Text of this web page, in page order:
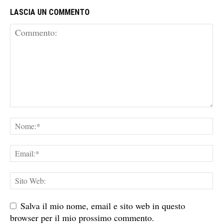
LASCIA UN COMMENTO
Salva il mio nome, email e sito web in questo
browser per il mio prossimo commento.